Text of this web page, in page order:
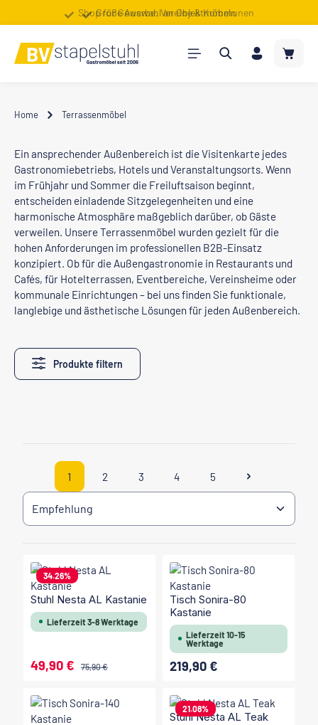
Zum Hauptinhalt springenGroße Auswahl an Objektmöbeln
Shop für Gewerbe, Vereine & Kommunen
Home Terrassenmöbel
Ein ansprechender Außenbereich ist die Visitenkarte jedes
Gastronomiebetriebs, Hotels und Veranstaltungsorts. Wenn
im Frühjahr und Sommer die Freiluftsaison beginnt,
entscheiden einladende Sitzgelegenheiten und eine
harmonische Atmosphäre maßgeblich darüber, ob Gäste
verweilen. Unsere Terrassenmöbel wurden gezielt für die
hohen Anforderungen im professionellen B2B-Einsatz
konzipiert. Ob für die Außengastronomie in Restaurants und
Cafés, für Hotelterrassen, Eventbereiche, Vereinsheime oder
kommunale Einrichtungen – bei uns finden Sie funktionale,
langlebige und ästhetische Lösungen für jeden Außenbereich.
Produkte filtern
Seite
1
Seite
2
Seite
3
Seite
4
Seite
5
34.26%
Stuhl Nesta AL Kastanie
Lieferzeit 3-8 Werktage
Verkaufspreis:
49,90 € Regulärer Preis:
75,90 €
Tisch Sonira-80
Kastanie
Lieferzeit 10-15
Werktage
Regulärer Preis:
219,90 €
21.08%
Stuhl Nesta AL Teak